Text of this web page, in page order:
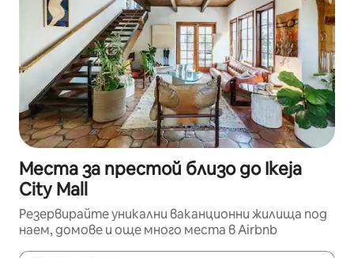
Места за престой близо до Ikeja
City Mall
Резервирайте уникални ваканционни жилища под
наем, домове и още много места в Airbnb